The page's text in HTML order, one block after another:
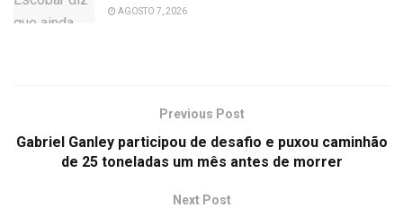
AGOSTO 7, 2026
Previous Post
Gabriel Ganley participou de desafio e puxou caminhão
de 25 toneladas um mês antes de morrer
Next Post